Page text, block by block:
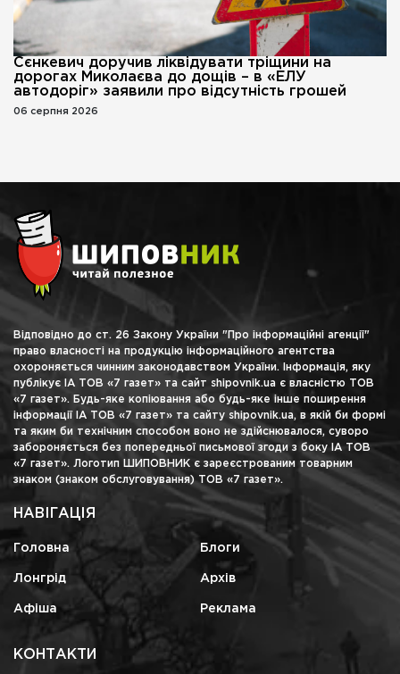
Сєнкевич доручив ліквідувати тріщини на
дорогах Миколаєва до дощів – в «ЕЛУ
автодоріг» заявили про відсутність грошей
06 серпня 2026
Відповідно до ст. 26 Закону України "Про інформаційні агенції"
право власності на продукцію інформаційного агентства
охороняється чинним законодавством України. Інформація, яку
публікує ІА ТОВ «7 газет» та сайт shipovnik.ua є власністю ТОВ
«7 газет». Будь-яке копіювання або будь-яке інше поширення
інформації ІА ТОВ «7 газет» та сайту shipovnik.ua, в якій би формі
та яким би технічним способом воно не здійснювалося, суворо
забороняється без попередньої письмової згоди з боку ІА ТОВ
«7 газет». Логотип ШИПОВНИК є зареєстрованим товарним
знаком (знаком обслуговування) ТОВ «7 газет».
НАВІГАЦІЯ
Головна Блоги
Лонгрід Архів
Афіша Реклама
КОНТАКТИ